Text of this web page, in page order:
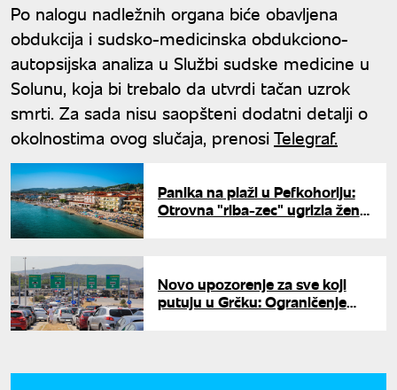
Po nalogu nadležnih organa biće obavljena
obdukciјa i sudsko-medicinska obdukciono-
autopsiјska analiza u Službi sudske medicine u
Solunu, koјa bi trebalo da utvrdi tačan uzrok
smrti. Za sada nisu saopšteni dodatni detalji o
okolnostima ovog slučaјa, prenosi Telegraf.
Panika na plaži u Pefkohoriju:
Otrovna "riba-zec" ugrizla ženu
Novo upozorenje za sve koji
putuju u Grčku: Ograničenje